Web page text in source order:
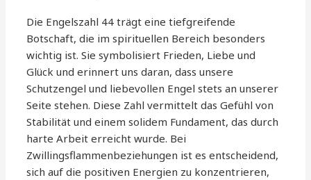
Die Engelszahl 44 trägt eine tiefgreifende
Botschaft, die im spirituellen Bereich besonders
wichtig ist. Sie symbolisiert Frieden, Liebe und
Glück und erinnert uns daran, dass unsere
Schutzengel und liebevollen Engel stets an unserer
Seite stehen. Diese Zahl vermittelt das Gefühl von
Stabilität und einem solidem Fundament, das durch
harte Arbeit erreicht wurde. Bei
Zwillingsflammenbeziehungen ist es entscheidend,
sich auf die positiven Energien zu konzentrieren,